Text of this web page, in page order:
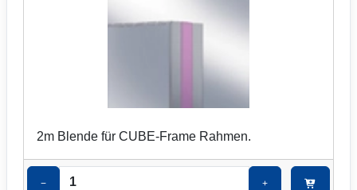
2m Blende für CUBE-Frame Rahmen.
− +